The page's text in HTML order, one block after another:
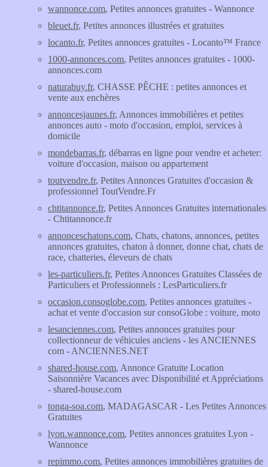
wannonce.com, Petites annonces gratuites - Wannonce
bleuet.fr, Petites annonces illustrées et gratuites
locanto.fr, Petites annonces gratuites - Locanto™ France
1000-annonces.com, Petites annonces gratuites - 1000-
annonces.com
naturabuy.fr, CHASSE PÊCHE : petites annonces et
vente aux enchères
annoncesjaunes.fr, Annonces immobilières et petites
annonces auto - moto d'occasion, emploi, services à
domicile
mondebarras.fr, débarras en ligne pour vendre et acheter:
voiture d'occasion, maison ou appartement
toutvendre.fr, Petites Annonces Gratuites d'occasion &
professionnel ToutVendre.Fr
chtitannonce.fr, Petites Annonces Gratuites internationales
- Chtitannonce.fr
annonceschatons.com, Chats, chatons, annonces, petites
annonces gratuites, chaton à donner, donne chat, chats de
race, chatteries, éleveurs de chats
les-particuliers.fr, Petites Annonces Gratuites Classées de
Particuliers et Professionnels : LesParticuliers.fr
occasion.consoglobe.com, Petites annonces gratuites -
achat et vente d'occasion sur consoGlobe : voiture, moto
lesanciennes.com, Petites annonces gratuites pour
collectionneur de véhicules anciens - les ANCIENNES
com - ANCIENNES.NET
shared-house.com, Annonce Gratuite Location
Saisonnière Vacances avec Disponibilité et Appréciations
- shared-house.com
tonga-soa.com, MADAGASCAR - Les Petites Annonces
Gratuites
lyon.wannonce.com, Petites annonces gratuites Lyon -
Wannonce
repimmo.com, Petites annonces immobilières gratuites de